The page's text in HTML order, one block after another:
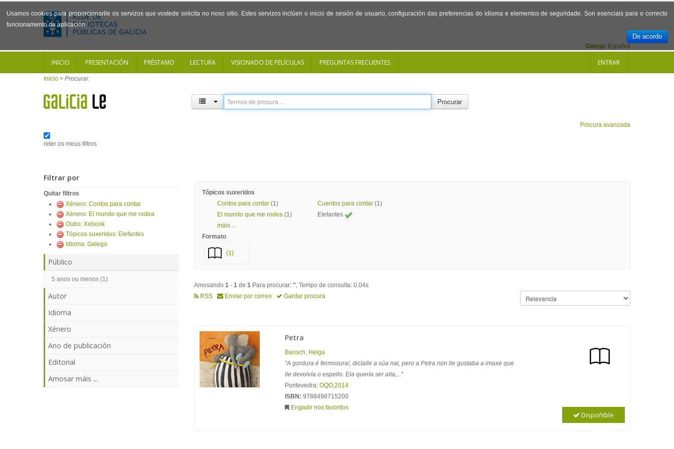
Usamos cookies para proporcionarlle os servizos que vostede solicita no noso sitio. Estes servizos inclúen o inicio de sesión de usuario, configuración das preferencias do idioma e elementos de seguridade. Son esenciais para o correcto
funcionamento da aplicación.
De acordo
Español
Galego
INICIO PRESENTACIÓN PRÉSTAMO LECTURA VISIONADO DE PELÍCULAS PREGUNTAS FRECUENTES ENTRAR
Inicio > Procurar:
Procurar
Procura avanzada
reter os meus filtros
Filtrar por
Quitar filtros
Xénero: Contos para contar
Xénero: El mundo que me rodea
Outro: Xebook
Tópicos suxeridos: Elefantes
Idioma: Galego
Público
5 anos ou menos (1)
Autor
Idioma
Xénero
Ano de publicación
Editorial
Amosar máis ...
Tópicos suxeridos
Contos para contar (1) Cuentos para contar (1)
El mundo que me rodea (1)
Elefantes
máis ...
Formato
(1)
Amosando 1 - 1 de 1 Para procurar: '', Tempo de consulta: 0.04s
RSS
Enviar por correo Gardar procura
Petra
Bansch, Helga
"A gordura é fermosura!, dicíalle a súa nai, pero a Petra non lle gustaba a imaxe que
lle devolvía o espello. Ela quería ser alta,..."
Pontevedra: OQO,2014
ISBN: 9788498715200
Engadir nos favoritos
Dispoñible